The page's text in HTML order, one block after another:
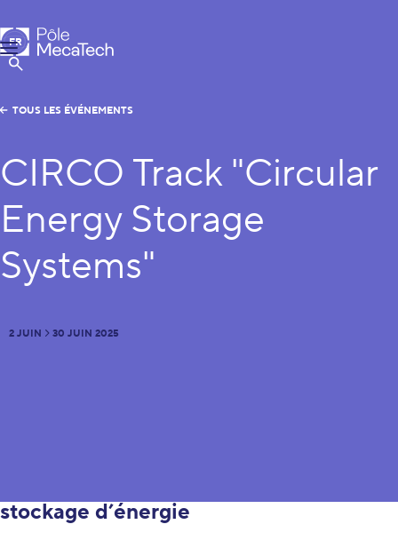
Pôle MecaTech
Menu
Afficher la Recherche
FR
EN
TOUS LES ÉVÉNEMENTS
CIRCO Track "Circular
Energy Storage
Systems"
DU
2 JUIN
AU 30 JUIN 2025
stockage d’énergie